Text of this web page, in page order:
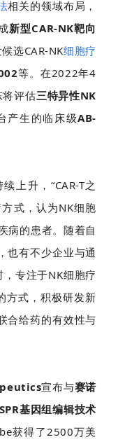
相关的领域布局，
新型CAR-NK靶向
选CAR-NK细胞疗
等。在2022年4
将评估三特异性NK
产生的临床级AB-
上升，“CAR-T之
式，认为NK细胞
病的患者。随着自
也有不少企业与通
专注于NK细胞疗
方式，积极研发新
合给药的有效性与
宣布与赛诺
基因组编辑技术
获得了2500万美